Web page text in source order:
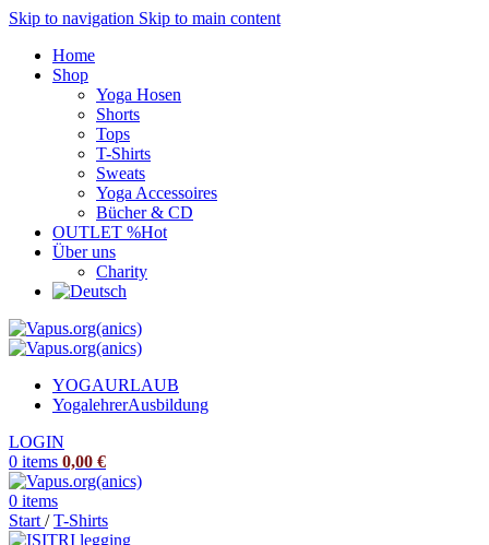
Skip to navigation Skip to main content
Home
Shop
Yoga Hosen
Shorts
Tops
T-Shirts
Sweats
Yoga Accessoires
Bücher & CD
OUTLET %Hot
Über uns
Charity
YOGAURLAUB
YogalehrerAusbildung
LOGIN
0 items 0,00 €
0 items
Start / T-Shirts